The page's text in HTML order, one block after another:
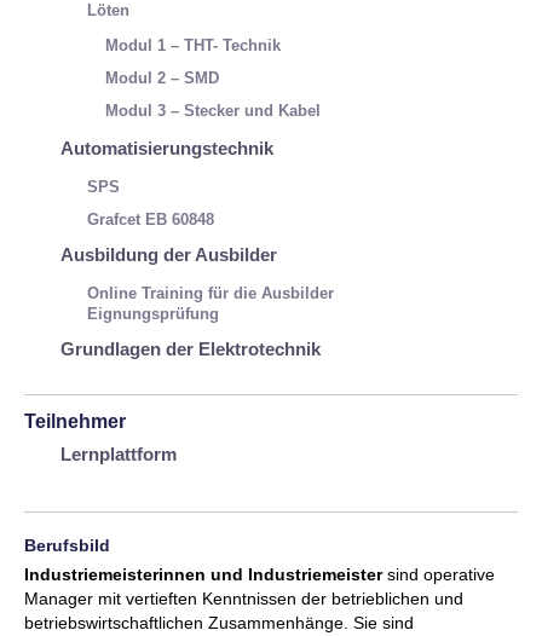
Löten
Modul 1 – THT- Technik
Modul 2 – SMD
Modul 3 – Stecker und Kabel
Automatisierungstechnik
SPS
Grafcet EB 60848
Ausbildung der Ausbilder
Online Training für die Ausbilder
Eignungsprüfung
Grundlagen der Elektrotechnik
Teilnehmer
Lernplattform
Berufsbild
Industriemeisterinnen und Industriemeistersind operative
Manager mit vertieften Kenntnissen der betrieblichen und
betriebswirtschaftlichen Zusammenhänge. Sie sind